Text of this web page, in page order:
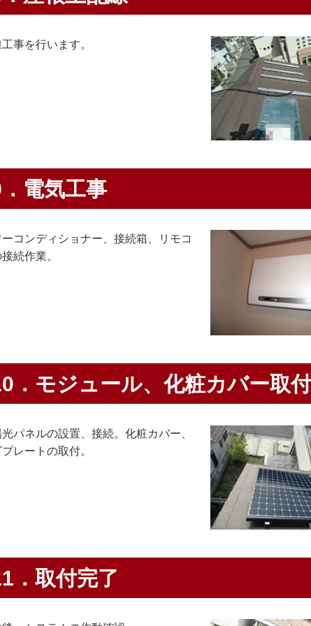
事を行います。
電気工事
コンディショナー、接続箱、リモコ
続作業。
．モジュール、化粧カバー取付
パネルの設置、接続。化粧カバー、
プレートの取付。
．取付完了